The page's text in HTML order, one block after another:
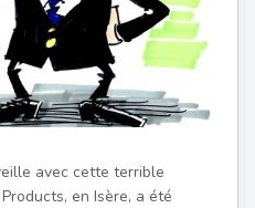
avec cette terrible
en Isère, a été